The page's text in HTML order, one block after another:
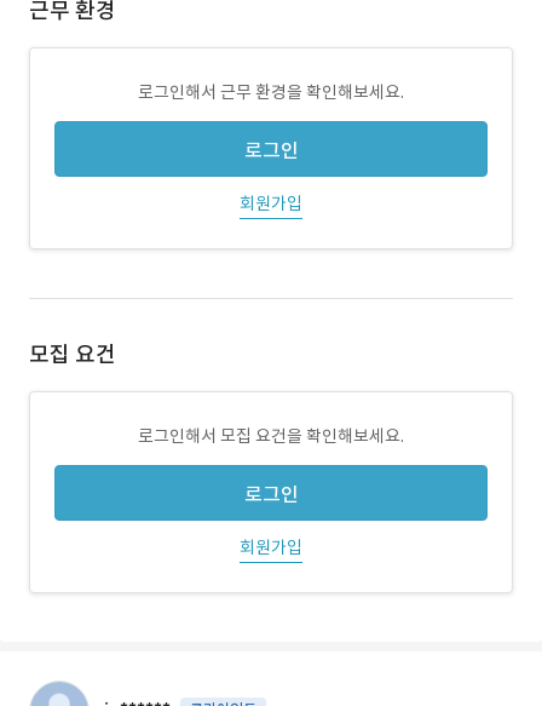
근무 환경
로그인해서 근무 환경을 확인해보세요.
로그인
회원가입
모집 요건
로그인해서 모집 요건을 확인해보세요.
로그인
회원가입